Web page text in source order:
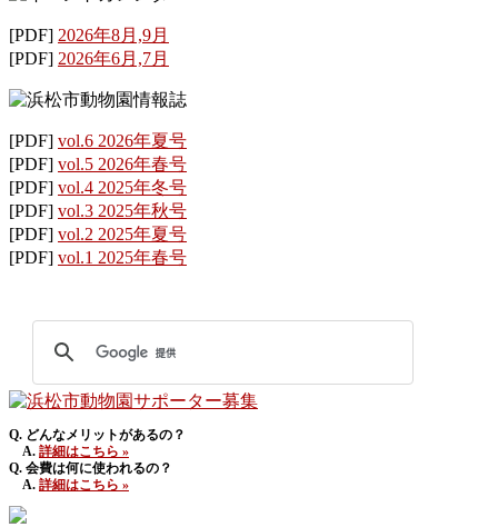
[PDF] 2026年8月,9月
[PDF] 2026年6月,7月
[PDF] vol.6 2026年夏号
[PDF] vol.5 2026年春号
[PDF] vol.4 2025年冬号
[PDF] vol.3 2025年秋号
[PDF] vol.2 2025年夏号
[PDF] vol.1 2025年春号
Q. どんなメリットがあるの？
A. 詳細はこちら »
Q. 会費は何に使われるの？
A. 詳細はこちら »